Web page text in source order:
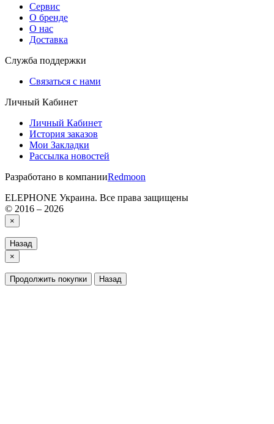
Сервис
О бренде
О нас
Доставка
Служба поддержки
Связаться с нами
Личный Кабинет
Личный Кабинет
История заказов
Мои Закладки
Рассылка новостей
Разработано в компанииRedmoon
ELEPHONE Украина. Все права защищены
© 2016 – 2026
×
Назад
×
Продолжить покупки Назад